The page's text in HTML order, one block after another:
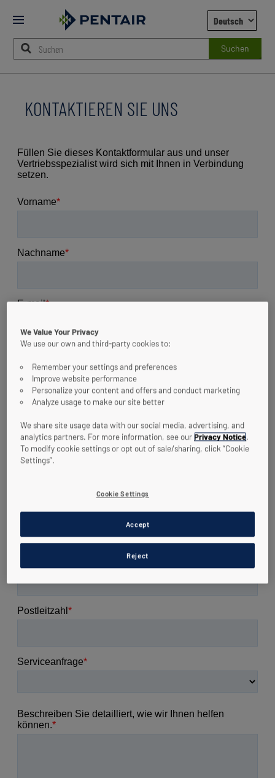
Mobile
Suchen
StartsKONTAKTIEREN SIE UNS
We Value Your Privacy
We use our own and third-party cookies to:
Remember your settings and preferences
Improve website performance
Personalize your content and offers and conduct marketing
Analyze usage to make our site better
We share site usage data with our social media, advertising, and
analytics partners. For more information, see ourPrivacy Notice.
To modify cookie settings or opt out of sale/sharing, click “Cookie
Settings”.
Cookie Settings
Reject
Accept